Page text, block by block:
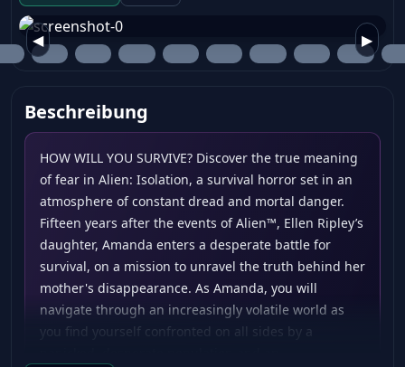
◀ ▶
Beschreibung
HOW WILL YOU SURVIVE? Discover the true meaning
of fear in Alien: Isolation, a survival horror set in an
atmosphere of constant dread and mortal danger.
Fifteen years after the events of Alien™, Ellen Ripley’s
daughter, Amanda enters a desperate battle for
survival, on a mission to unravel the truth behind her
mother's disappearance. As Amanda, you will
navigate through an increasingly volatile world as
you find yourself confronted on all sides by a